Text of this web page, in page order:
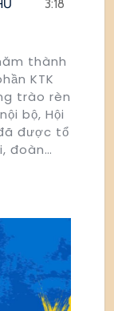
3:18
thành
KTK
trào rèn
bộ, Hội
được tổ
đoàn…